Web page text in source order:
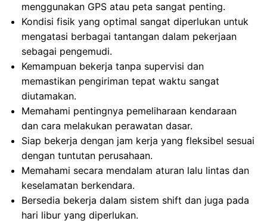
menggunakan GPS atau peta sangat penting.
Kondisi fisik yang optimal sangat diperlukan untuk
mengatasi berbagai tantangan dalam pekerjaan
sebagai pengemudi.
Kemampuan bekerja tanpa supervisi dan
memastikan pengiriman tepat waktu sangat
diutamakan.
Memahami pentingnya pemeliharaan kendaraan
dan cara melakukan perawatan dasar.
Siap bekerja dengan jam kerja yang fleksibel sesuai
dengan tuntutan perusahaan.
Memahami secara mendalam aturan lalu lintas dan
keselamatan berkendara.
Bersedia bekerja dalam sistem shift dan juga pada
hari libur yang diperlukan.